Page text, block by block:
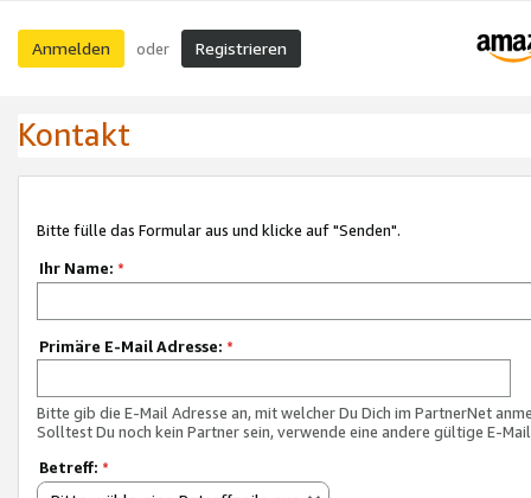
Anmelden oder Registrieren
Kontakt
Bitte fülle das Formular aus und klicke auf "Senden".
Ihr Name: *
Primäre E-Mail Adresse: *
Bitte gib die E-Mail Adresse an, mit welcher Du Dich im PartnerNet
Solltest Du noch kein Partner sein, verwende eine andere gültige E-
Betreff: *